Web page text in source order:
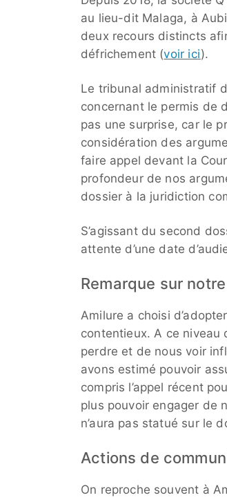
au lieu-dit Malaga, à
deux recours distincts
défrichement (voir ici).
Le tribunal administratif
concernant le permis de
pas une surprise, car le
considération des
faire appel devant la
profondeur de nos
dossier à la juridiction
S’agissant du second
attente d’une date
Remarque sur
Amilure a choisi
contentieux. A ce niveau
perdre et de nous voir
avons estimé pouvoir
compris l’appel récent
plus pouvoir engager de
n’aura pas statué sur le
Actions de
On reproche souvent à